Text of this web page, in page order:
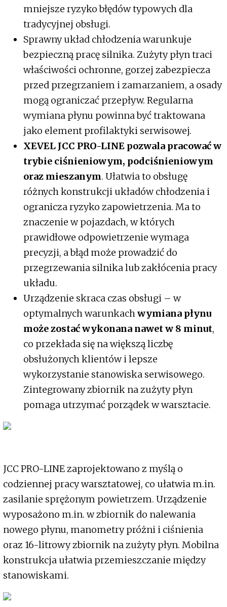
mniejsze ryzyko błędów typowych dla
tradycyjnej obsługi.
Sprawny układ chłodzenia warunkuje
bezpieczną pracę silnika. Zużyty płyn traci
właściwości ochronne, gorzej zabezpiecza
przed przegrzaniem i zamarzaniem, a osady
mogą ograniczać przepływ. Regularna
wymiana płynu powinna być traktowana
jako element profilaktyki serwisowej.
XEVEL JCC PRO-LINE pozwala pracować w
trybie ciśnieniowym, podciśnieniowym
oraz mieszanym. Ułatwia to obsługę
różnych konstrukcji układów chłodzenia i
ogranicza ryzyko zapowietrzenia. Ma to
znaczenie w pojazdach, w których
prawidłowe odpowietrzenie wymaga
precyzji, a błąd może prowadzić do
przegrzewania silnika lub zakłócenia pracy
układu.
Urządzenie skraca czas obsługi – w
optymalnych warunkachwymiana płynu
może zostać wykonana nawet w 8 minut,
co przekłada się na większą liczbę
obsłużonych klientów i lepsze
wykorzystanie stanowiska serwisowego.
Zintegrowany zbiornik na zużyty płyn
pomaga utrzymać porządek w warsztacie.
JCC PRO-LINE zaprojektowano z myślą o
codziennej pracy warsztatowej, co ułatwia m.in.
zasilanie sprężonym powietrzem. Urządzenie
wyposażono m.in. w zbiornik do nalewania
nowego płynu, manometry próżni i ciśnienia
oraz 16-litrowy zbiornik na zużyty płyn. Mobilna
konstrukcja ułatwia przemieszczanie między
stanowiskami.